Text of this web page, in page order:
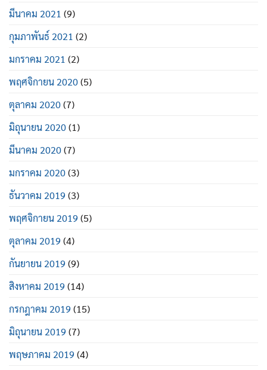
มีนาคม 2021 (9)
กุมภาพันธ์ 2021 (2)
มกราคม 2021 (2)
พฤศจิกายน 2020(5)
ตุลาคม 2020(7)
มิถุนายน 2020(1)
มีนาคม 2020(7)
มกราคม 2020(3)
ธันวาคม 2019 (3)
พฤศจิกายน 2019 (5)
ตุลาคม 2019 (4)
กันยายน 2019 (9)
สิงหาคม 2019 (14)
กรกฎาคม 2019 (15)
มิถุนายน 2019 (7)
พฤษภาคม 2019 (4)